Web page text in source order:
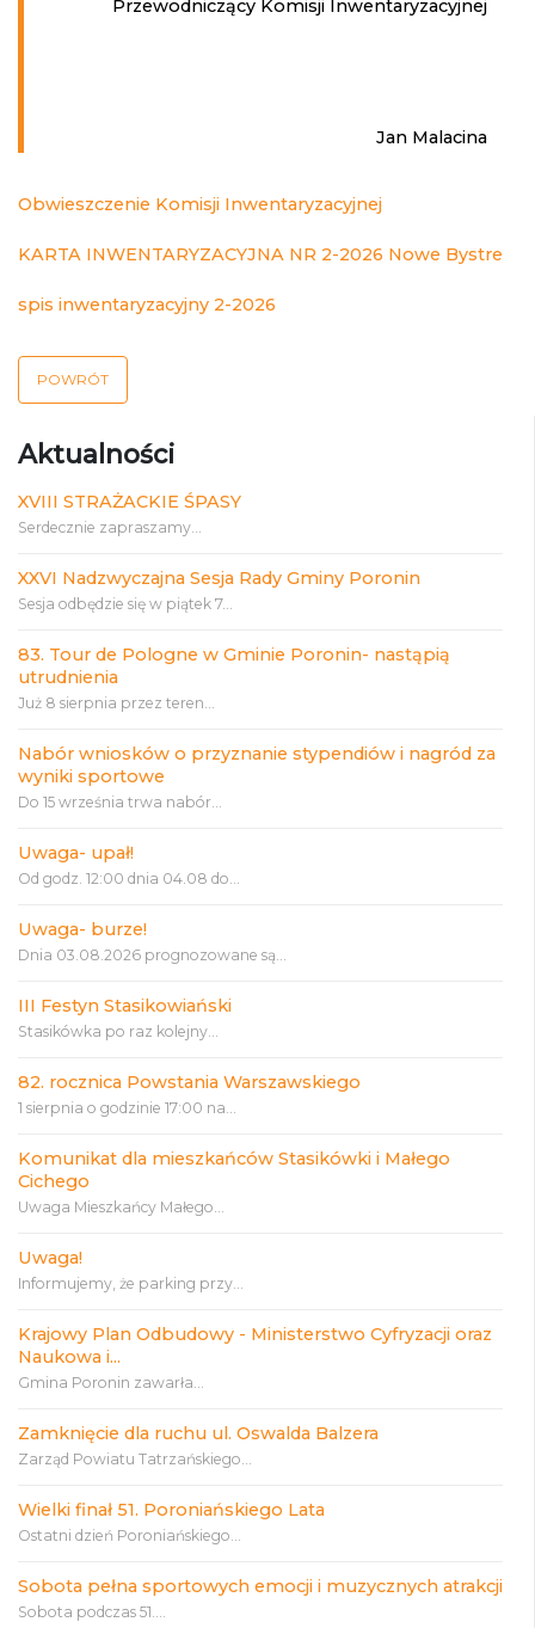
Aktualności
XVIII STRAŻACKIE ŚPASY
Serdecznie zapraszamy...
XXVI Nadzwyczajna Sesja Rady Gminy Poronin
Sesja odbędzie się w piątek 7...
83. Tour de Pologne w Gminie Poronin- nastąpią
utrudnienia
Już 8 sierpnia przez teren...
Nabór wniosków o przyznanie stypendiów i nagród za
wyniki sportowe
Do 15 września trwa nabór...
Uwaga- upał!
Od godz. 12:00 dnia 04.08 do...
Uwaga- burze!
Dnia 03.08.2026 prognozowane są...
III Festyn Stasikowiański
Stasikówka po raz kolejny...
82. rocznica Powstania Warszawskiego
1 sierpnia o godzinie 17:00 na...
Komunikat dla mieszkańców Stasikówki i Małego
Cichego
Uwaga Mieszkańcy Małego...
Uwaga!
Informujemy, że parking przy...
Krajowy Plan Odbudowy - Ministerstwo Cyfryzacji oraz
Naukowa i...
Gmina Poronin zawarła...
Zamknięcie dla ruchu ul. Oswalda Balzera
Zarząd Powiatu Tatrzańskiego...
Wielki finał 51. Poroniańskiego Lata
Ostatni dzień Poroniańskiego...
Sobota pełna sportowych emocji i muzycznych atrakcji
Sobota podczas 51....
Przewodniczący Komisji Inwentaryzacyjnej
Jan Malacina
Obwieszczenie Komisji Inwentaryzacyjnej
KARTA INWENTARYZACYJNA NR 2-2026 Nowe Bystre
spis inwentaryzacyjny 2-2026
POWRÓT